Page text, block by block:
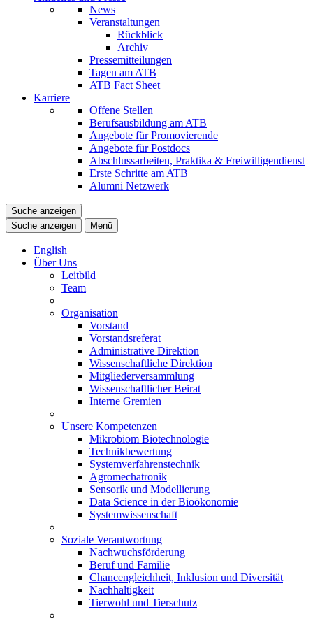
News
Veranstaltungen
Rückblick
Archiv
Pressemitteilungen
Tagen am ATB
ATB Fact Sheet
Karriere
Offene Stellen
Berufsausbildung am ATB
Angebote für Promovierende
Angebote für Postdocs
Abschlussarbeiten, Praktika & Freiwilligendienst
Erste Schritte am ATB
Alumni Netzwerk
Suche anzeigen
Suche anzeigen
Menü
English
Über Uns
Leitbild
Team
Organisation
Vorstand
Vorstandsreferat
Administrative Direktion
Wissenschaftliche Direktion
Mitgliederversammlung
Wissenschaftlicher Beirat
Interne Gremien
Unsere Kompetenzen
Mikrobiom Biotechnologie
Technikbewertung
Systemverfahrenstechnik
Agromechatronik
Sensorik und Modellierung
Data Science in der Bioökonomie
Systemwissenschaft
Soziale Verantwortung
Nachwuchsförderung
Beruf und Familie
Chancengleichheit, Inklusion und Diversität
Nachhaltigkeit
Tierwohl und Tierschutz